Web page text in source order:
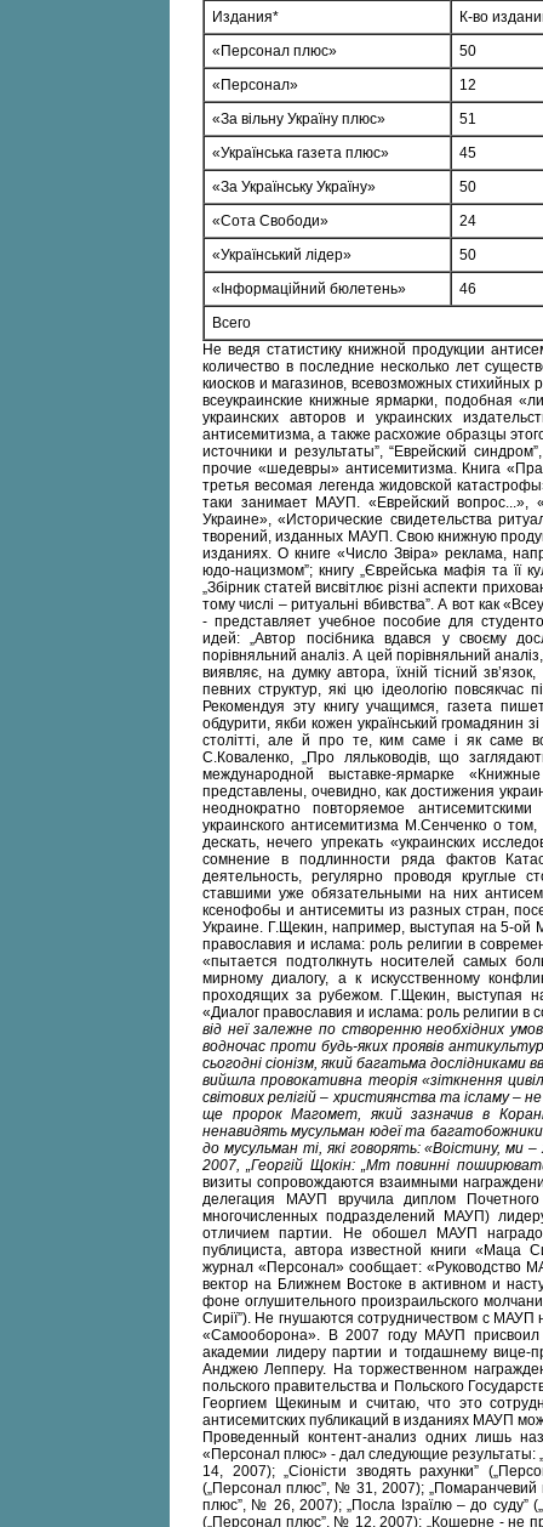
Издания*
К-во
«Персонал плюс»
50
«Персонал»
12
«За вільну Україну плюс»
51
«Українська газета плюс»
45
«За Українську Україну»
50
«Сота Свободи»
24
«Український лідер»
50
«Інформаційний бюлетень»
46
Всего
Не ведя статистику книжной продукции
количество в последние несколько лет
киосков и магазинов, всевозможных
всеукраинские книжные ярмарки, подобная
украинских авторов и украинских
антисемитизма, а также расхожие образцы
источники и результаты”, “Еврейский
прочие «шедевры» антисемитизма. Книга
третья весомая легенда жидовской
таки занимает МАУП. «Еврейский вопрос...»,
Украине», «Исторические свидетельства
творений, изданных МАУП. Свою книжную
изданиях. О книге «Число Звіра» реклама,
юдо-нацизмом”; книгу „Єврейська мафія та її
„Збірник статей висвітлює різні аспекти
тому числі – ритуальні вбивства”. А вот как
- представляет учебное пособие для
идей: „Автор посібника вдався у своєму
порівняльний аналіз. А цей порівняльний
виявляє, на думку автора, їхній тісний
певних структур, які цю ідеологію повсякчас
Рекомендуя эту книгу учащимся, газета
обдурити, якби кожен український громадянин
столітті, але й про те, ким саме і як саме
С.Коваленко, „Про ляльководів, що
международной выставке-ярмарке
представлены, очевидно, как достижения
неоднократно повторяемое
украинского антисемитизма М.Сенченко о
дескать, нечего упрекать «украинских
сомнение в подлинности ряда фактов
деятельность, регулярно проводя
ставшими уже обязательными на них
ксенофобы и антисемиты из разных стран,
Украине. Г.Щекин, например, выступая на 5-ой
православия и ислама: роль религии в
«пытается подтолкнуть носителей самых
мирному диалогу, а к искусственному
проходящих за рубежом. Г.Щекин, выступая
«Диалог православия и ислама: роль религии в
від неї залежне по створенню необхідних
водночас проти будь-яких проявів
сьогодні сіонізм, який багатьма
вийшла провокативна теорія «зіткнення
світових релігій – християнства та ісламу –
ще пророк Магомет, який зазначив в
ненавидять мусульман юдеї та
до мусульман ті, які говорять: «Воістину, ми
2007, „Георгій Щокін: „Мт повинні